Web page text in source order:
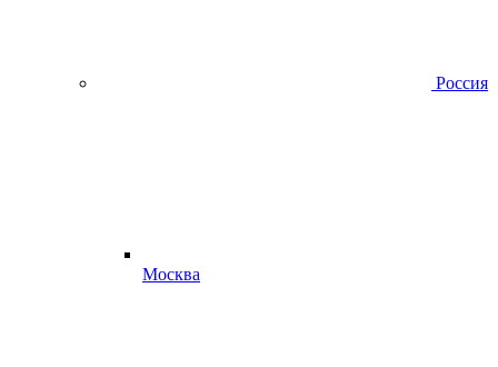
Россия
Москва